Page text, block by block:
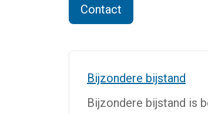
Contact
Bijzondere bijstand
Bijzondere bijstand is